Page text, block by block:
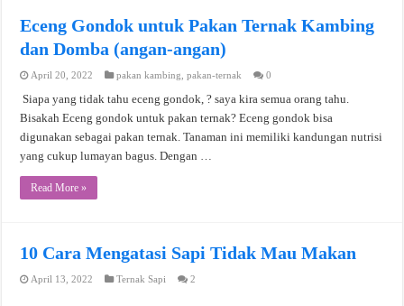
Eceng Gondok untuk Pakan Ternak Kambing
dan Domba (angan-angan)
April 20, 2022 pakan kambing ,pakan-ternak 0
Siapa yang tidak tahu eceng gondok, ? saya kira semua orang tahu.
Bisakah Eceng gondok untuk pakan ternak? Eceng gondok bisa
digunakan sebagai pakan ternak. Tanaman ini memiliki kandungan nutrisi
yang cukup lumayan bagus. Dengan …
Read More »
10 Cara Mengatasi Sapi Tidak Mau Makan
April 13, 2022 Ternak Sapi 2